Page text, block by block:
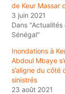
de Keur Massar
3 juin 2021
Dans "Actualités
Sénégal"
Inondations à
Abdoul Mbaye
s’aligne du côté
sinistrés
23 août 2021